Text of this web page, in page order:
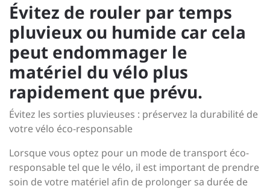
Évitez de rouler par temps
pluvieux ou humide car cela
peut endommager le
matériel du vélo plus
rapidement que prévu.
Évitez les sorties pluvieuses : préservez la durabilité de
votre vélo éco-responsable
Lorsque vous optez pour un mode de transport éco-
responsable tel que le vélo, il est important de prendre
soin de votre matériel afin de prolonger sa durée de